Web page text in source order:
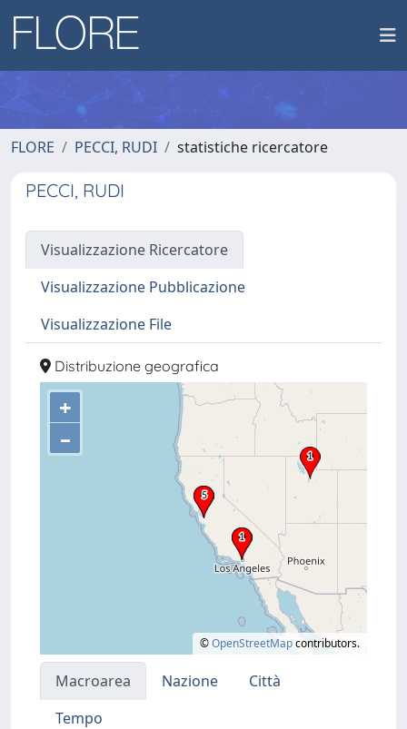
FLORE PECCI, RUDI statistiche ricercatore
PECCI, RUDI
Visualizzazione Ricercatore
Visualizzazione Pubblicazione
Visualizzazione File
Distribuzione geografica
+
–
©OpenStreetMapcontributors.
Macroarea Nazione
Città
Tempo